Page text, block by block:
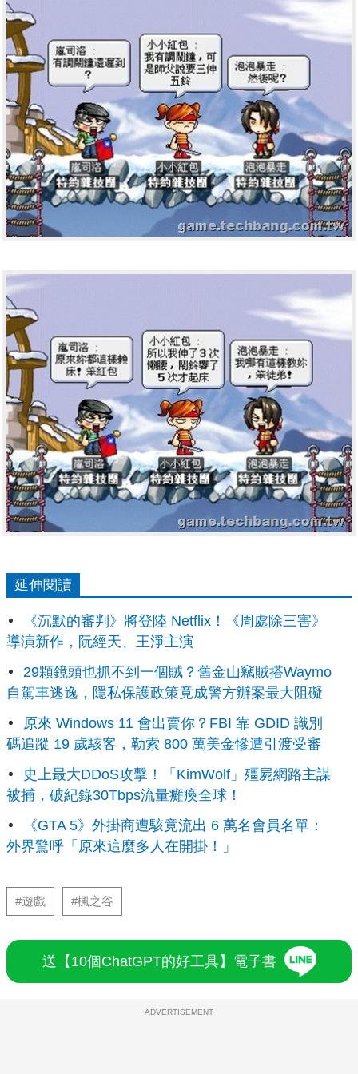
延伸閱讀
《沉默的審判》將登陸 Netflix！《周處除三害》
導演新作，阮經天、王淨主演
29顆鏡頭也抓不到一個賊？舊金山竊賊搭Waymo
自駕車逃逸，隱私保護政策竟成警方辦案最大阻礙
原來 Windows 11 會出賣你？FBI 靠 GDID 識別
碼追蹤 19 歲駭客，勒索 800 萬美金慘遭引渡受審
史上最大DDoS攻擊！「KimWolf」殭屍網路主謀
被捕，破紀錄30Tbps流量癱瘓全球！
《GTA 5》外掛商遭駭竟流出 6 萬名會員名單：
外界驚呼「原來這麼多人在開掛！」
#遊戲 #楓之谷
送【10個ChatGPT的好工具】電子書
ADVERTISEMENT